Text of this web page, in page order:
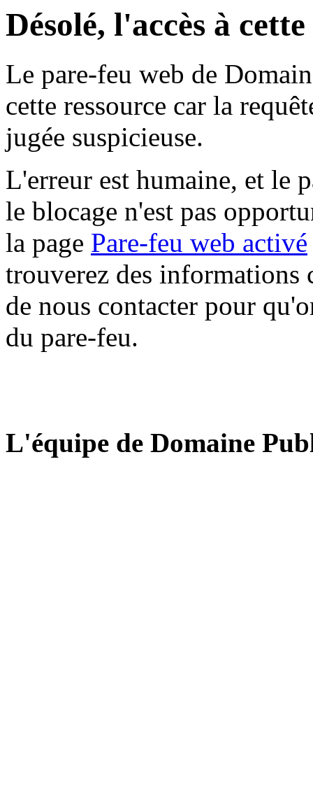
Désolé, l'accès à
Le pare-feu web de
cette ressource car la
jugée suspicieuse.
L'erreur est humaine, et le
le blocage n'est pas
la page Pare-feu web activé
trouverez des informations
de nous contacter pour
du pare-feu.
L'équipe de Domaine